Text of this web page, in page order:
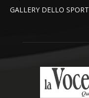
GALLERY DELLO SPORT